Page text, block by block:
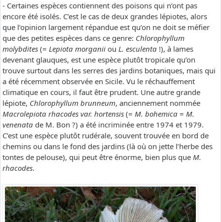
- Certaines espèces contiennent des poisons qui n’ont pas
encore été isolés. C’est le cas de deux grandes lépiotes, alors
que l’opinion largement répandue est qu’on ne doit se méfier
que des petites espèces dans ce genre: Chlorophyllum
molybdites (= Lepiota morganii ou L. esculenta !), à lames
devenant glauques, est une espèce plutôt tropicale qu’on
trouve surtout dans les serres des jardins botaniques, mais qui
a été récemment observée en Sicile. Vu le réchauffement
climatique en cours, il faut être prudent. Une autre grande
lépiote, Chlorophyllum brunneum, anciennement nommée
Macrolepiota rhacodes var. hortensis (= M. bohemica = M.
venenata de M. Bon ?) a été incriminée entre 1974 et 1979.
C’est une espèce plutôt rudérale, souvent trouvée en bord de
chemins ou dans le fond des jardins (là où on jette l’herbe des
tontes de pelouse), qui peut être énorme, bien plus que M.
rhacodes.